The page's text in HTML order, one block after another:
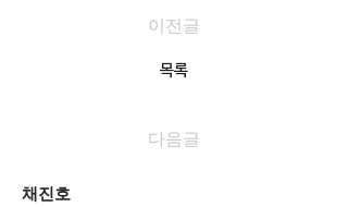
이전글
목록
다음글
채진호